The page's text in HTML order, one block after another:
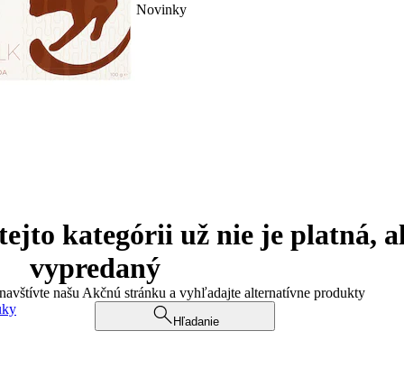
Novinky
kategórii už nie je platná,
vypredaný
našu Akčnú stránku a vyhľadajte alternatívne produkty
Hľadanie